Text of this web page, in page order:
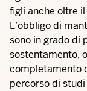
figli anche oltre
L’obbligo di
sono in grado di
sostentamento,
completamento
percorso di